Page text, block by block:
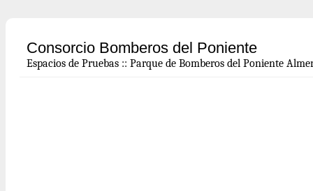
Consorcio Bomberos del Poniente
Espacios de Pruebas :: Parque de Bomberos del Poniente